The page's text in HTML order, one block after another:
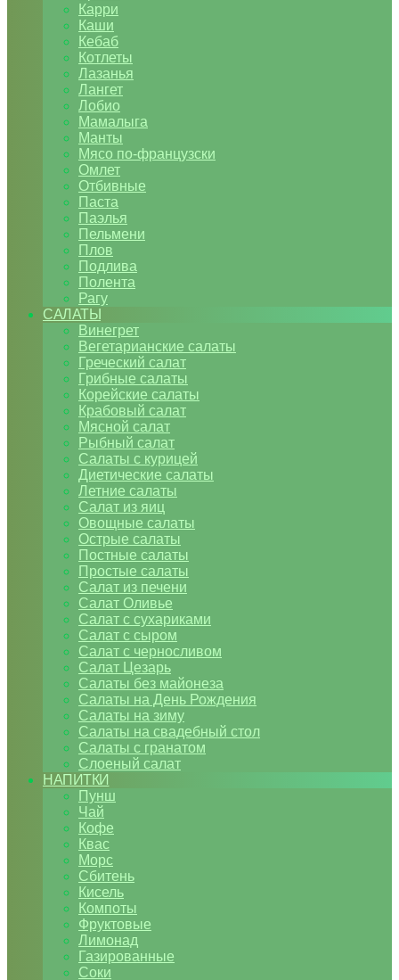
Карри
Каши
Кебаб
Котлеты
Лазанья
Лангет
Лобио
Мамалыга
Манты
Мясо по-французски
Омлет
Отбивные
Паста
Паэлья
Пельмени
Плов
Подлива
Полента
Рагу
САЛАТЫ
Винегрет
Вегетарианские салаты
Греческий салат
Грибные салаты
Корейские салаты
Крабовый салат
Мясной салат
Рыбный салат
Салаты с курицей
Диетические салаты
Летние салаты
Салат из яиц
Овощные салаты
Острые салаты
Постные салаты
Простые салаты
Салат из печени
Салат Оливье
Салат с сухариками
Салат с сыром
Салат с черносливом
Салат Цезарь
Салаты без майонеза
Салаты на День Рождения
Салаты на зиму
Салаты на свадебный стол
Салаты с гранатом
Слоеный салат
НАПИТКИ
Пунш
Чай
Кофе
Квас
Морс
Сбитень
Кисель
Компоты
Фруктовые
Лимонад
Газированные
Соки